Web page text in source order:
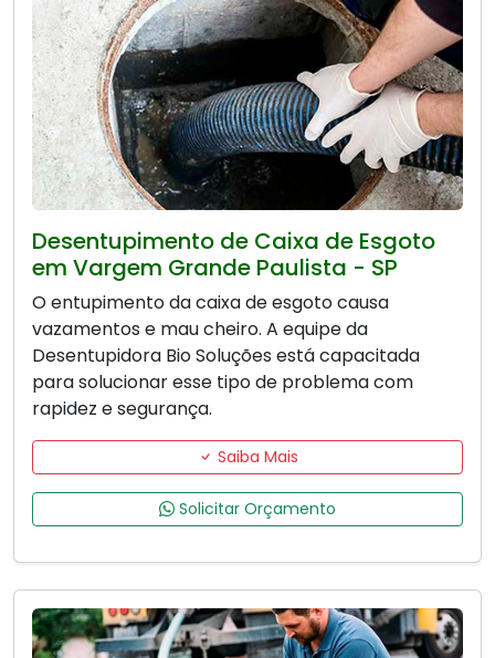
Desentupimento de Caixa de Esgoto
em Vargem Grande Paulista - SP
O entupimento da caixa de esgoto causa
vazamentos e mau cheiro. A equipe da
Desentupidora Bio Soluções está capacitada
para solucionar esse tipo de problema com
rapidez e segurança.
Saiba Mais
Solicitar Orçamento